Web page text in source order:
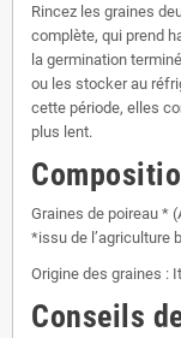
Rincez les graines
complète, qui prend
la germination
ou les stocker au
cette période, elles
plus lent.
Graines de poireau *
*issu de l’agriculture
Origine des graines :
Conseils